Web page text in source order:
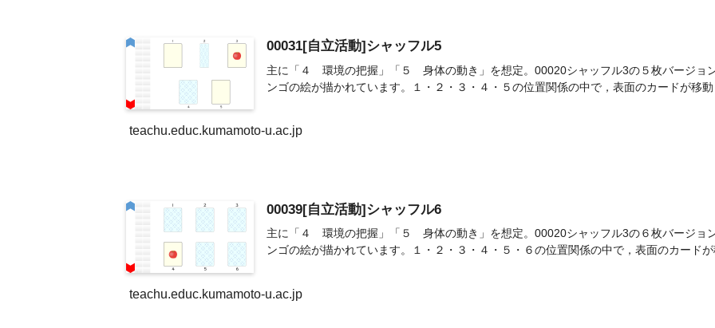
00031[自立活動]シャッフル5
主に「４ 環境の把握」「５ 身体の動き」を想定。00020シャッフル3の５枚バージョ
ンゴの絵が描かれています。１・２・３・４・５の位置関係の中で，表面のカードが移
teachu.educ.kumamoto-u.ac.jp
00039[自立活動]シャッフル6
主に「４ 環境の把握」「５ 身体の動き」を想定。00020シャッフル3の６枚バージョ
ンゴの絵が描かれています。１・２・３・４・５・６の位置関係の中で，表面のカード
teachu.educ.kumamoto-u.ac.jp